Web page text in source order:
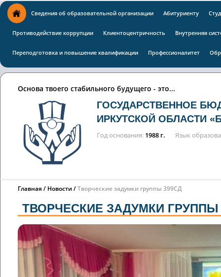
Сведения об образовательной организации Абитуриенту
Противодействие коррупции Клиентоцентричность Внутренняя
Переподготовка и повышение квалификации Профессионалитет
Основа твоего стабильного будущего - это...
ГОСУДАРСТВЕННОЕ
ИРКУТСКОЙ ОБЛАСТИ
Год основания 1988 г. Язык
Главная Новости Творческие задумки группы 399СД
ТВОРЧЕСКИЕ ЗАДУМКИ ГРУППЫ